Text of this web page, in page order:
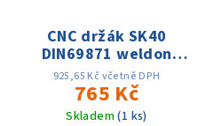
CNC držák SK40
DIN69871 weldon
D12x100, přesnost
0.005, AD, 15 tis. ot.
925,65 Kč včetně DPH
765 Kč
Skladem(1 ks)